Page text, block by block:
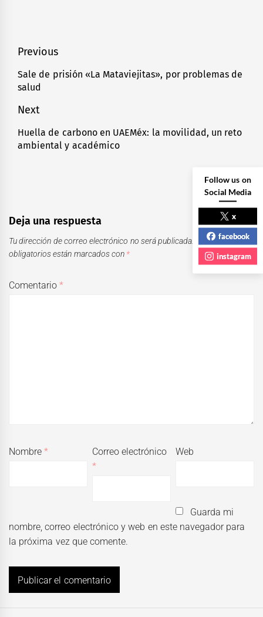
Navegación
de
entradas
Previous
Previous
post:
Sale de prisión «La Mataviejitas», por problemas de
salud
Next
Next
post:
Huella de carbono en UAEMéx: la movilidad, un reto
ambiental y académico
Deja una respuesta
Tu dirección de correo electrónico no será publicada.
Los campos
obligatorios están marcados con *
Comentario*
Nombre*
Correo electrónico
*
Web
Guarda mi
nombre, correo electrónico y web en este navegador para
la próxima vez que comente.
Follow us on
Social Media
x
facebook
instagram